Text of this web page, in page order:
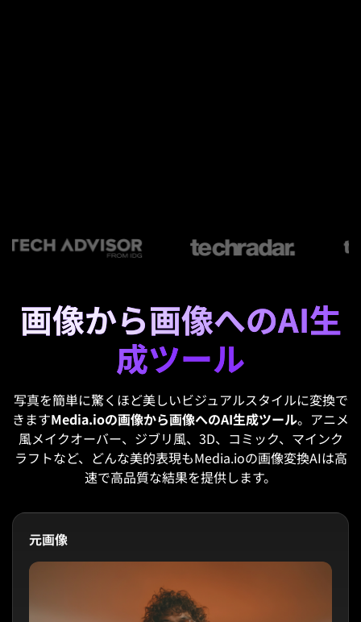
画像から画像へのAI生
成ツール
写真を簡単に驚くほど美しいビジュアルスタイルに変換で
きますMedia.ioの画像から画像へのAI生成ツール。アニメ
風メイクオーバー、ジブリ風、3D、コミック、マインク
ラフトなど、どんな美的表現もMedia.ioの画像変換AIは高
速で高品質な結果を提供します。
元画像